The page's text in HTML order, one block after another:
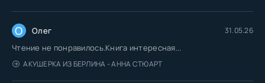
О Олег 31.05.26
Чтение не понравилось.Книга интересная...
АКУШЕРКА ИЗ БЕРЛИНА - АННА СТЮАРТ